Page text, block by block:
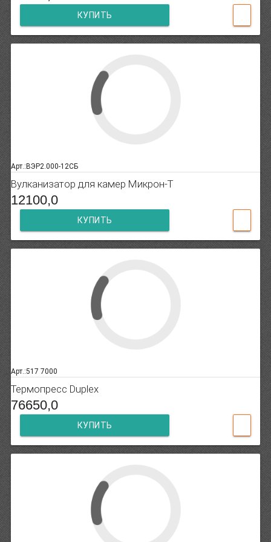
КУПИТЬ
Арт.:ВЭР2.000-12СБ
Вулканизатор для камер Микрон-Т
12100,0
КУПИТЬ
Арт.:517 7000
Термопресс Duplex
76650,0
КУПИТЬ